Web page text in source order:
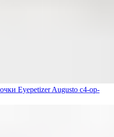
Eyepetizer Augusto c4-op-